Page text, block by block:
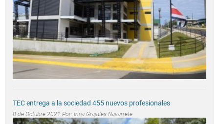
TEC entrega a la sociedad 455 nuevos profesionales
8 de Octubre 2021 Por: Irina Grajales Navarrete